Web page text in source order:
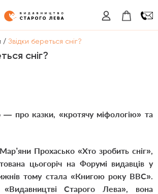
/ Звідки береться сніг?
сніг?
— про казки, «кротячу міфологію» та
Прохасько «Хто зробить сніг»,
цьогоріч на Форумі видавців у
тому стала «Книгою року BВС».
Старого Лева», вона